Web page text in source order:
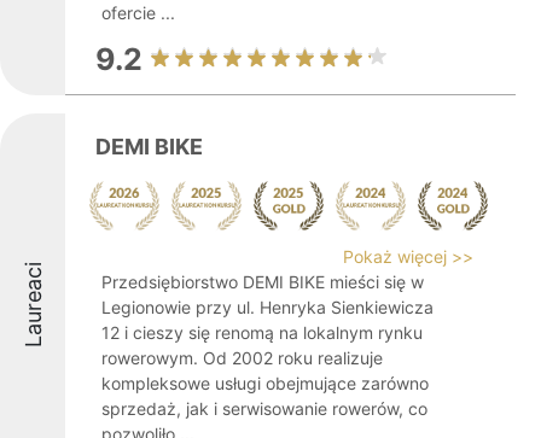
ofercie ...
9.2
Laureaci
DEMI BIKE
Pokaż więcej >>
Przedsiębiorstwo DEMI BIKE mieści się w
Legionowie przy ul. Henryka Sienkiewicza
12 i cieszy się renomą na lokalnym rynku
rowerowym. Od 2002 roku realizuje
kompleksowe usługi obejmujące zarówno
sprzedaż, jak i serwisowanie rowerów, co
pozwoliło ...